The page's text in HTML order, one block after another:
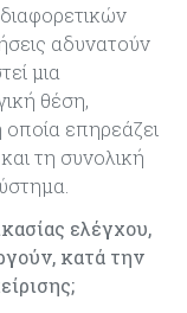
αδυνατούν
μια
θέση,
οποία επηρεάζει
τη συνολική
ελέγχου,
κατά την